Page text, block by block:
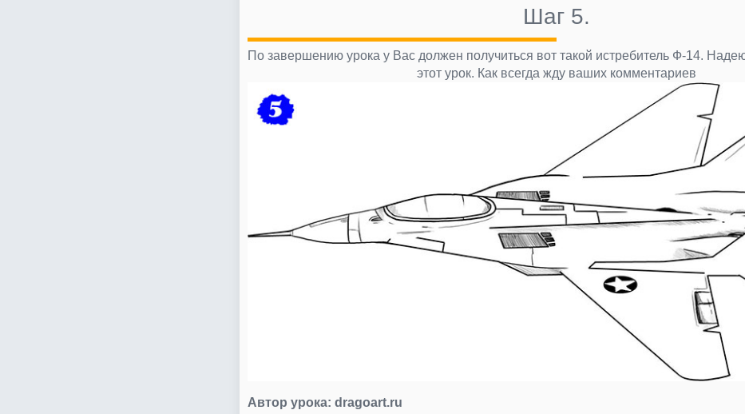
Шаг 5.
По завершению урока у Вас должен получиться вот такой истребитель Ф-14.
этот урок. Как всегда жду ваших комментариев
Автор урока: dragoart.ru